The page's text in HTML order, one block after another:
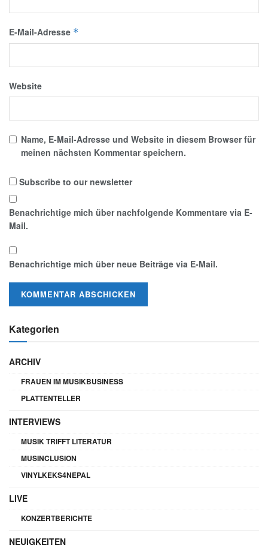
E-Mail-Adresse *
Website
Name, E-Mail-Adresse und Website in diesem Browser für
meinen nächsten Kommentar speichern.
Subscribe to our newsletter
Benachrichtige mich über nachfolgende Kommentare via E-
Mail.
Benachrichtige mich über neue Beiträge via E-Mail.
Kategorien
ARCHIV
FRAUEN IM MUSIKBUSINESS
PLATTENTELLER
INTERVIEWS
MUSIK TRIFFT LITERATUR
MUSINCLUSION
VINYLKEKS4NEPAL
LIVE
KONZERTBERICHTE
NEUIGKEITEN